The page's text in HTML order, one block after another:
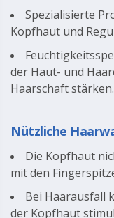
Spezialisierte
Kopfhaut und
der Haut- und
Haarschaft stärken.
Nützliche
Die Kopfhaut
mit den
Bei Haarausfall
der Kopfhaut